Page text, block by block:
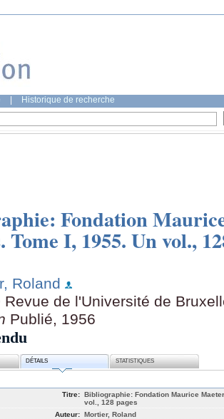
Historique de recherche
Fondation
Tome I, 1955. Un vol.,
Roland
Revue de l'Université de
Publié, 1956
DÉTAILS STATISTIQUES
Titre: Bibliographie: Fondation Maurice
vol., 128 pages
Auteur: Mortier, Roland